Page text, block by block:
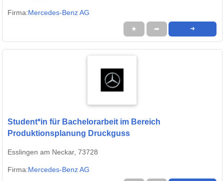
Firma:Mercedes-Benz AG
★ ➦ ➜
Student*in für Bachelorarbeit im Bereich
Produktionsplanung Druckguss
Esslingen am Neckar, 73728
Firma:Mercedes-Benz AG